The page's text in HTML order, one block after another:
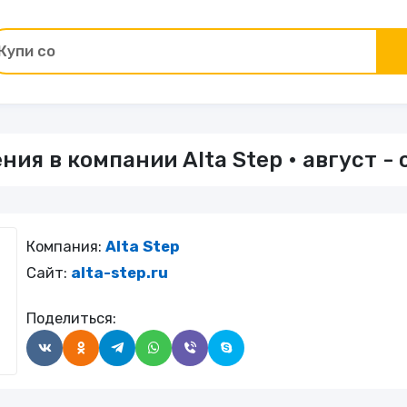
Зоотовары
со ски
в компании Alta Step • август -
Компания: Alta Step
Сайт: alta-step.ru
Поделиться: